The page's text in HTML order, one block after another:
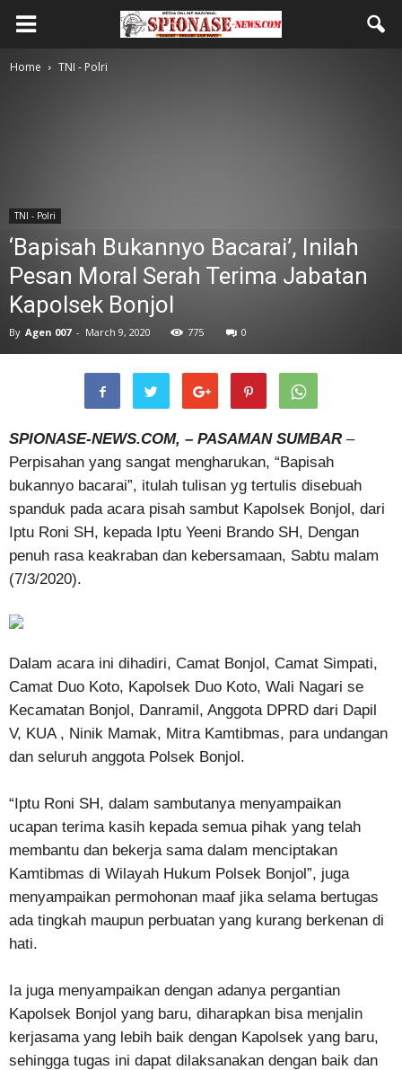
Home TNI - Polri
TNI - Polri
‘Bapisah Bukannyo Bacarai’, Inilah
Pesan Moral Serah Terima Jabatan
Kapolsek Bonjol
By Agen 007 - March 9, 2020 775 0
SPIONASE-NEWS.COM, – PASAMAN SUMBAR –
Perpisahan yang sangat mengharukan, “Bapisah
bukannyo bacarai”, itulah tulisan yg tertulis disebuah
spanduk pada acara pisah sambut Kapolsek Bonjol, dari
Iptu Roni SH, kepada Iptu Yeeni Brando SH, Dengan
penuh rasa keakraban dan kebersamaan, Sabtu malam
(7/3/2020).
Dalam acara ini dihadiri, Camat Bonjol, Camat Simpati,
Camat Duo Koto, Kapolsek Duo Koto, Wali Nagari se
Kecamatan Bonjol, Danramil, Anggota DPRD dari Dapil
V, KUA , Ninik Mamak, Mitra Kamtibmas, para undangan
dan seluruh anggota Polsek Bonjol.
“Iptu Roni SH, dalam sambutanya menyampaikan
ucapan terima kasih kepada semua pihak yang telah
membantu dan bekerja sama dalam menciptakan
Kamtibmas di Wilayah Hukum Polsek Bonjol”, juga
menyampaikan permohonan maaf jika selama bertugas
ada tingkah maupun perbuatan yang kurang berkenan di
hati.
Ia juga menyampaikan dengan adanya pergantian
Kapolsek Bonjol yang baru, diharapkan bisa menjalin
kerjasama yang lebih baik dengan Kapolsek yang baru,
sehingga tugas ini dapat dilaksanakan dengan baik dan